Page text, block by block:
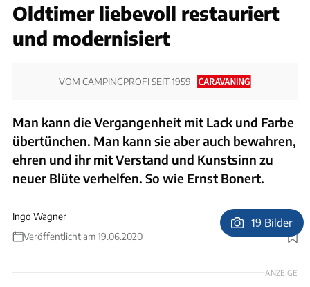
Oldtimer liebevoll restauriert
und modernisiert
VOM CAMPINGPROFI SEIT 1959
Man kann die Vergangenheit mit Lack und Farbe
übertünchen. Man kann sie aber auch bewahren,
ehren und ihr mit Verstand und Kunstsinn zu
neuer Blüte verhelfen. So wie Ernst Bonert.
Ingo Wagner
Veröffentlicht am 19.06.2020
Foto: Ernst Bonert
19 Bilder
ANZEIGE